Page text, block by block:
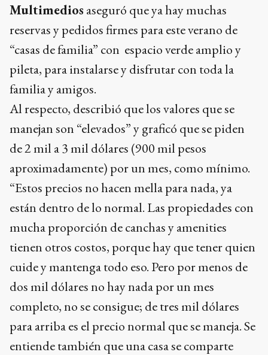
Multimedios aseguró que ya hay muchas
reservas y pedidos firmes para este verano de
“casas de familia” con espacio verde amplio y
pileta, para instalarse y disfrutar con toda la
familia y amigos.
Al respecto, describió que los valores que se
manejan son “elevados” y graficó que se piden
de 2 mil a 3 mil dólares (900 mil pesos
aproximadamente) por un mes, como mínimo.
“Estos precios no hacen mella para nada, ya
están dentro de lo normal. Las propiedades con
mucha proporción de canchas y amenities
tienen otros costos, porque hay que tener quien
cuide y mantenga todo eso. Pero por menos de
dos mil dólares no hay nada por un mes
completo, no se consigue; de tres mil dólares
para arriba es el precio normal que se maneja. Se
entiende también que una casa se comparte